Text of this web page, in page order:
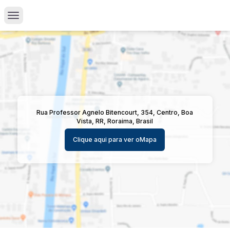
Rua Professor Agnelo Bitencourt, 354, Centro, Boa
Vista, RR, Roraima, Brasil
Clique aqui para ver oMapa